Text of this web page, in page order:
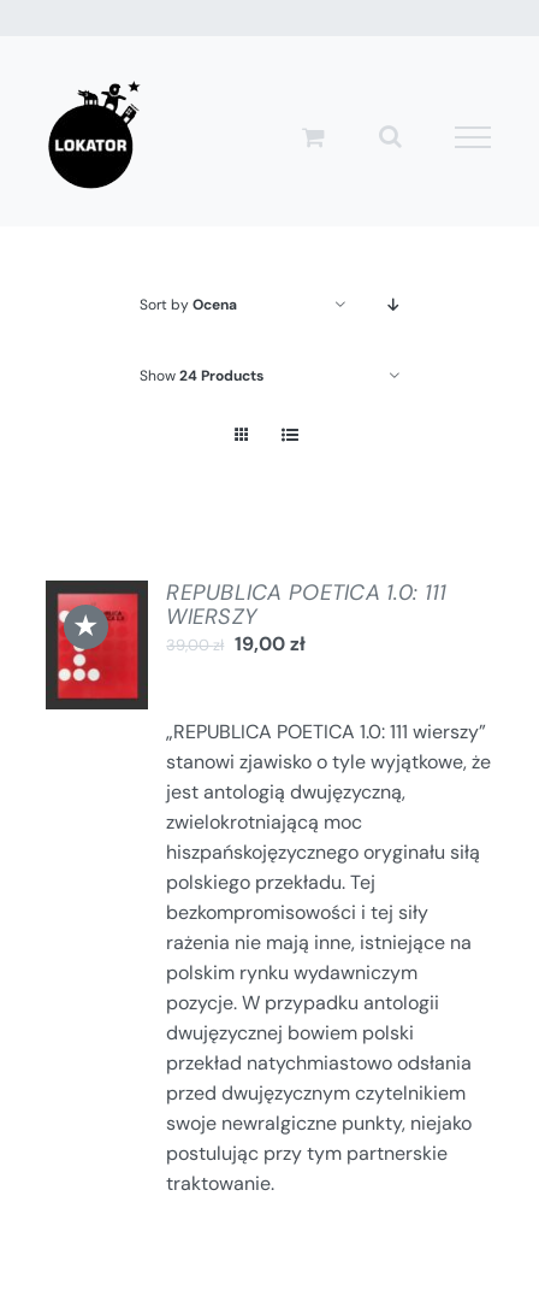
zawartości
Sort byOcena
Show24 Products
★
DODAJ
DO
KOSZYKA
/
SZCZEGÓŁY
REPUBLICA POETICA 1.0: 111
WIERSZY
39,00zł 19,00zł
„REPUBLICA POETICA 1.0: 111 wierszy”
stanowi zjawisko o tyle wyjątkowe, że
jest antologią dwujęzyczną,
zwielokrotniającą moc
hiszpańskojęzycznego oryginału siłą
polskiego przekładu. Tej
bezkompromisowości i tej siły
rażenia nie mają inne, istniejące na
polskim rynku wydawniczym
pozycje. W przypadku antologii
dwujęzycznej bowiem polski
przekład natychmiastowo odsłania
przed dwujęzycznym czytelnikiem
swoje newralgiczne punkty, niejako
postulując przy tym partnerskie
traktowanie.